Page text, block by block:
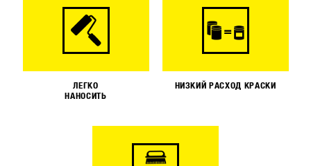
ЛЕГКО
НАНОСИТЬ
НИЗКИЙ РАСХОД КРАСКИ